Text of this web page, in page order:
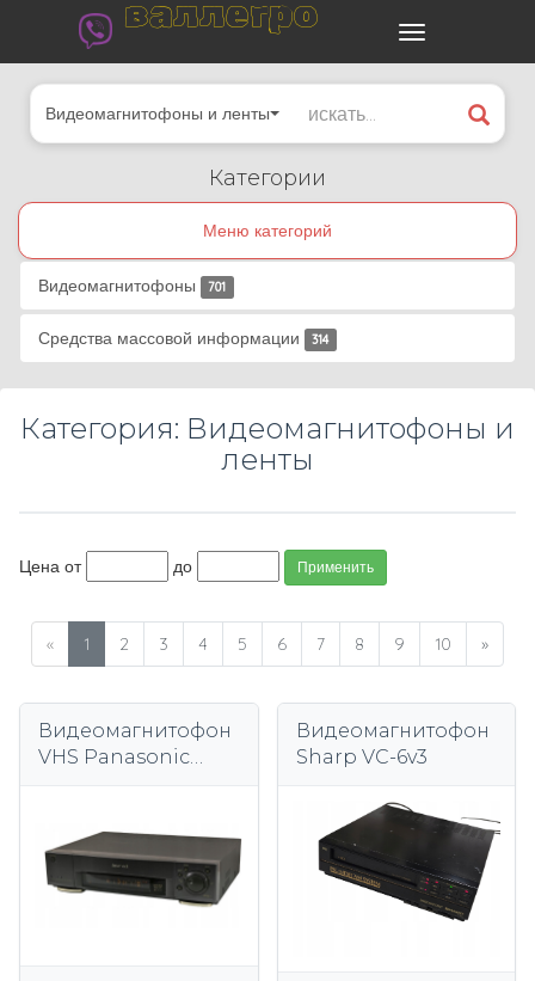
валлегро
Видеомагнитофоны и ленты
Категории
Меню категорий
Видеомагнитофоны 701
Средства массовой информации 314
Категория: Видеомагнитофоны и
ленты
Цена от до Применить
« 1 2 3 4 5 6 7 8 9 10 »
Видеомагнитофон
VHS Panasonic
900IG
Видеомагнитофон
Sharp VC-6v3